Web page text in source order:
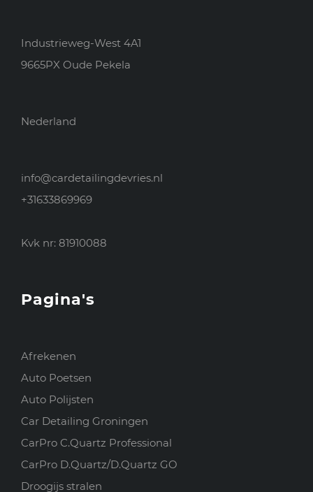
Industrieweg-West 4A1
9665PX Oude Pekela
Nederland
info@cardetailingdevries.nl
+31633869969
Kvk nr: 81910088
Pagina's
Afrekenen
Auto Poetsen
Auto Polijsten
Car Detailing Groningen
CarPro C.Quartz Professional
CarPro D.Quartz/D.Quartz GO
Droogijs stralen